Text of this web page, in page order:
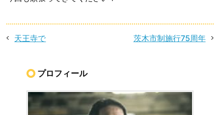
天王寺で 茨木市制施行75周年
プロフィール